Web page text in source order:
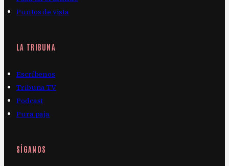
Puntos de vista
LA TRIBUNA
Escríbenos
Tribuna TV
Podcast
Pura paja
SÍGANOS